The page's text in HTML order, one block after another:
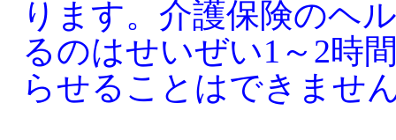
ります。介護保険のヘ
るのはせいぜい1～2時
らせることはできませ